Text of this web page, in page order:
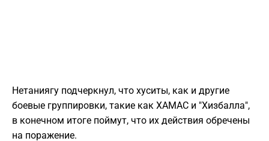
Нетаниягу подчеркнул, что хуситы, как и другие
боевые группировки, такие как ХАМАС и "Хизбалла",
в конечном итоге поймут, что их действия обречены
на поражение.